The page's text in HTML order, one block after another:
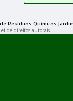
Resíduos Químicos
de direitos autorais.